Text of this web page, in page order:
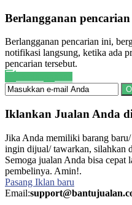
Berlangganan
Berlangganan pencarian ini,
notifikasi langsung, ketika ada
pencarian tersebut.
Iklankan Jualan Anda
Jika Anda memiliki barang
ingin dijual/ tawarkan, silahkan
Semoga jualan Anda bisa cepat
pembelinya. Amin!.
Pasang Iklan baru
Email: